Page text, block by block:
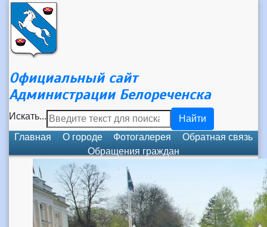
Официальный сайт
Администрации Белореченска
Искать...
Найти
Главная
О городе Фотогалерея
Обратная связь
Обращения граждан